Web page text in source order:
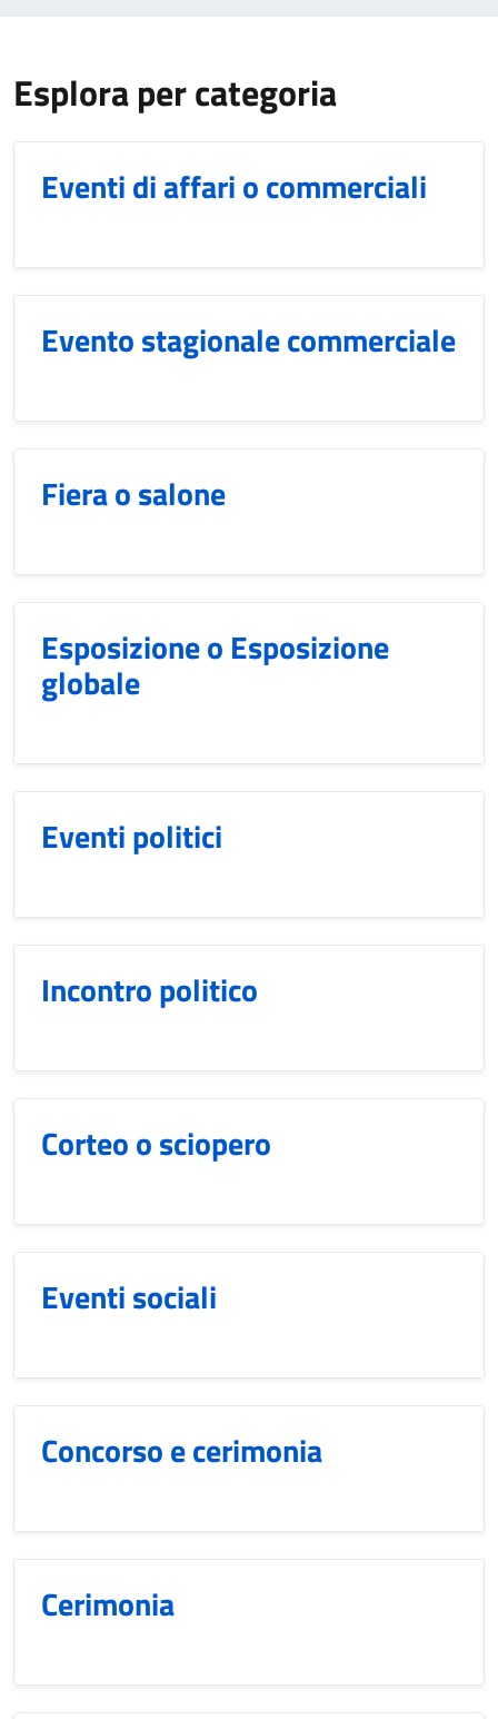
Esplora per categoria
Eventi di affari o commerciali
Evento stagionale commerciale
Fiera o salone
Esposizione o Esposizione
globale
Eventi politici
Incontro politico
Corteo o sciopero
Eventi sociali
Concorso e cerimonia
Cerimonia